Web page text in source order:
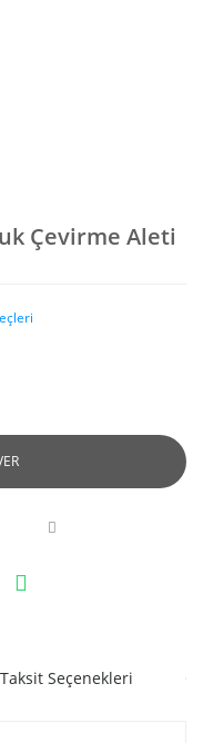
Çevirme Aleti
Taksit Seçenekleri